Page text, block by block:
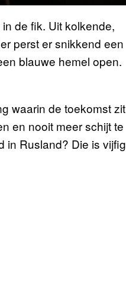
de fik. Uit kolkende,
perst er snikkend een
blauwe hemel open.
waarin de toekomst zit
en nooit meer schijt te
in Rusland? Die is vijfig